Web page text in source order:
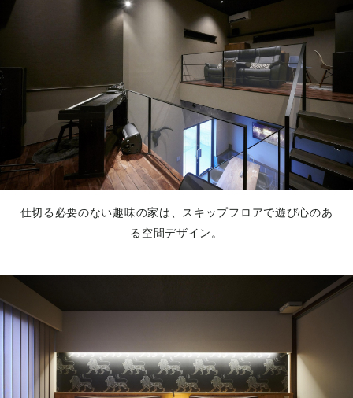
仕切る必要のない趣味の家は、スキップフロアで遊び心のあ
る空間デザイン。